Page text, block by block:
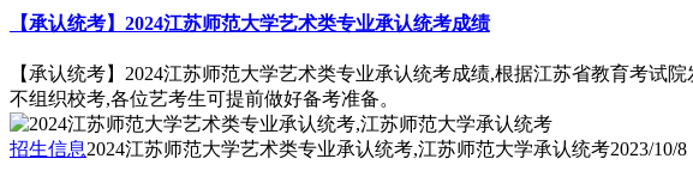
【承认统考】2024江苏师范大学艺术类专业承认统考成绩
【承认统考】2024江苏师范大学艺术类专业承认统考成绩,根据江苏省教育考
不组织校考,各位艺考生可提前做好备考准备。
招生信息2024江苏师范大学艺术类专业承认统考,江苏师范大学承认统考2023/10/8